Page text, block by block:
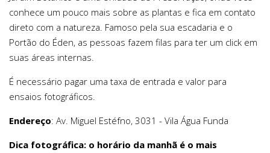
conhece um pouco mais sobre as plantas e fica em contato
direto com a natureza. Famoso pela sua escadaria e o
Portão do Éden, as pessoas fazem filas para ter um click em
suas áreas internas.
É necessário pagar uma taxa de entrada e valor para
ensaios fotográficos.
Endereço: Av. Miguel Estéfno, 3031 - Vila Água Funda
Dica fotográfica: o horário da manhã é o mais